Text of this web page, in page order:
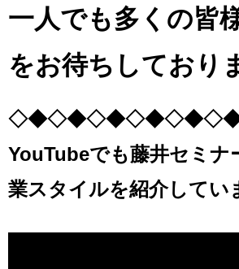
一人でも多くの皆
をお待ちしており
YouTubeでも藤井セミナ
業スタイルを紹介してい